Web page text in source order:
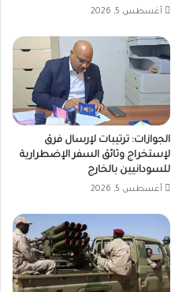
أغسطس 5, 2026
الجوازات: ترتيبات لإرسال فرق
لإستخراج وثائق السفر الإضطرارية
للسودانيين بالخارج
أغسطس 5, 2026